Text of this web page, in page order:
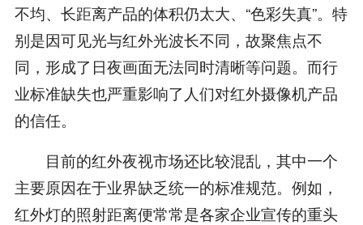
不均、长距离产品的体积仍太大、“色彩失真”。特
别是因可见光与红外光波长不同，故聚焦点不
同，形成了日夜画面无法同时清晰等问题。而行
业标准缺失也严重影响了人们对红外摄像机产品
的信任。
目前的红外夜视市场还比较混乱，其中一个
主要原因在于业界缺乏统一的标准规范。例如，
红外灯的照射距离便常常是各家企业宣传的重头